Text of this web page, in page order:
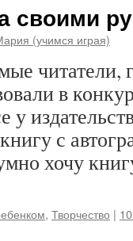
своими
(учимся играя)
читатели,
в
у
с
хочу
, Творчество |